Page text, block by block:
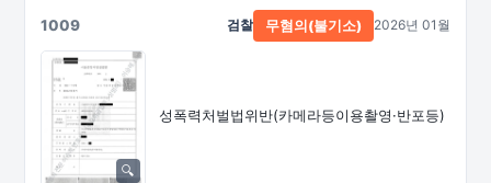
1009
성폭력처벌법위반(카메라등이용촬영·반포등)
검찰 무혐의(불기소) 2026년 01월